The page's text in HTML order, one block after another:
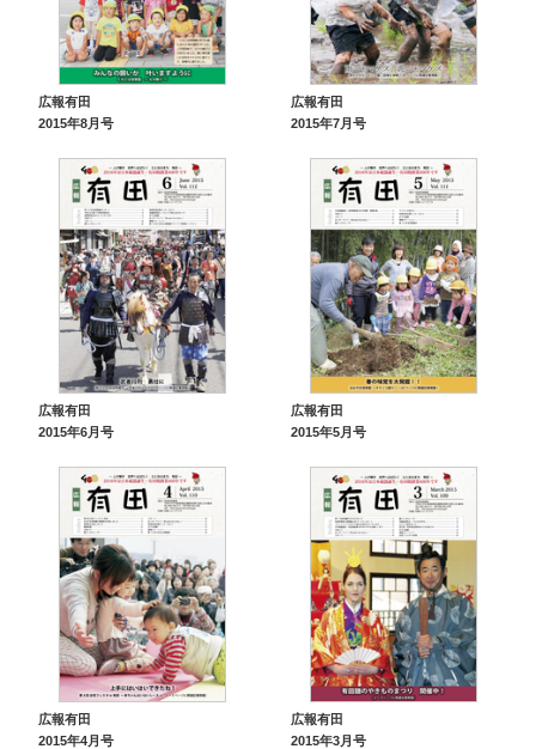
広報有田
2015年8月号
広報有田
2015年7月号
広報有田
2015年6月号
広報有田
2015年5月号
広報有田
2015年4月号
広報有田
2015年3月号